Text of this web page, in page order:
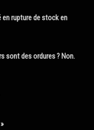
en rupture de stock en
sont des ordures ? Non.